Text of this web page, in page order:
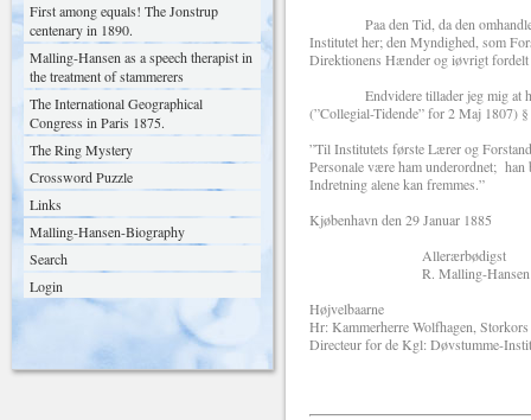
First among equals! The Jonstrup
centenary in 1890.
Malling-Hansen as a speech therapist in
the treatment of stammerers
The International Geographical
Congress in Paris 1875.
The Ring Mystery
Crossword Puzzle
Links
Malling-Hansen-Biography
Search
Login
Paa den Tid, da den omhandlede
Institutet her; den Myndighed, som
Direktionens Hænder og iøvrigt
Endvidere tillader jeg mig at
(”Collegial-Tidende” for 2 Maj 1807)
”Til Institutets første Lærer og
Personale være ham underordnet; han
Indretning alene kan fremmes.”
Kjøbenhavn den 29 Januar 1885
Allerærbødigst
R. Malling-Hansen
Højvelbaarne
Hr: Kammerherre Wolfhagen,
Directeur for de Kgl: Døvstumme-